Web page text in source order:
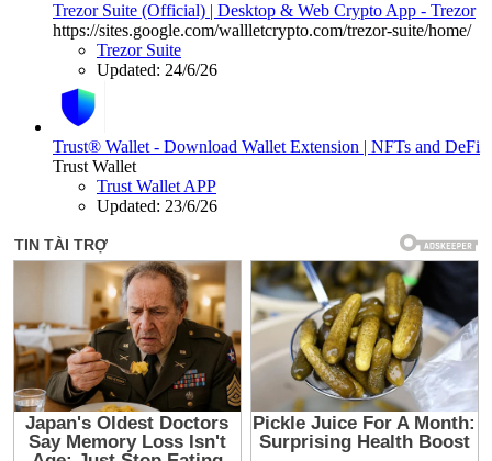
Trezor Suite (Official) | Desktop & Web Crypto App - Trezor
https://sites.google.com/wallletcrypto.com/trezor-suite/home/
Trezor Suite
Updated: 24/6/26
Trust® Wallet - Download Wallet Extension | NFTs and DeFi
Trust Wallet
Trust Wallet APP
Updated: 23/6/26